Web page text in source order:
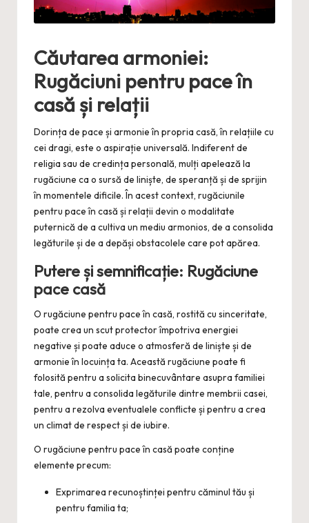
Căutarea armoniei:
Rugăciuni pentru pace în
casă și relații
Dorința de pace și armonie în propria casă, în relațiile cu
cei dragi, este o aspirație universală. Indiferent de
religia sau de credința personală, mulți apelează la
rugăciune ca o sursă de liniște, de speranță și de sprijin
în momentele dificile. În acest context, rugăciunile
pentru pace în casă și relații devin o modalitate
puternică de a cultiva un mediu armonios, de a consolida
legăturile și de a depăși obstacolele care pot apărea.
Putere și semnificație: Rugăciune
pace casă
O rugăciune pentru pace în casă, rostită cu sinceritate,
poate crea un scut protector împotriva energiei
negative și poate aduce o atmosferă de liniște și de
armonie în locuința ta. Această rugăciune poate fi
folosită pentru a solicita binecuvântare asupra familiei
tale, pentru a consolida legăturile dintre membrii casei,
pentru a rezolva eventualele conflicte și pentru a crea
un climat de respect și de iubire.
O rugăciune pentru pace în casă poate conține
elemente precum:
Exprimarea recunoștinței pentru căminul tău și
pentru familia ta;